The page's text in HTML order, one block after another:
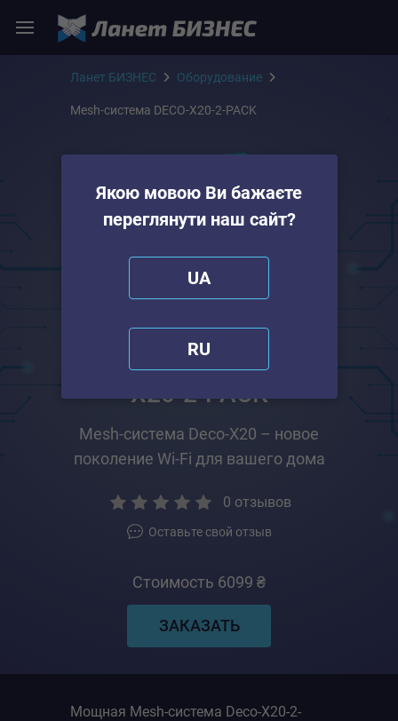
Якою мовою Ви бажаєте
переглянути наш сайт?
RU
UA
Ланет БИЗНЕС Оборудование
Mesh-система DECO-X20-2-PACK
Mesh-система DECO-
X20-2-PACK
Mesh-система Deco-X20 – новое
поколение Wi-Fi для вашего дома
0 отзывов
Оставьте свой отзыв
ЗАКАЗАТЬ
Стоимость 6099 ₴
Мощная Mesh-система Deco-X20-2-